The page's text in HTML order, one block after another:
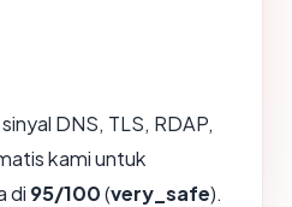
DNS, TLS, RDAP,
kami untuk
di 95/100(very_safe).